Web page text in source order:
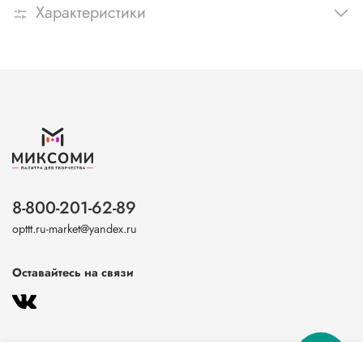
Характеристики
8-800-201-62-89
opttt.ru-market@yandex.ru
Оставайтесь на связи